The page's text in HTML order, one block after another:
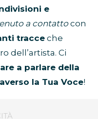
e
a contattocon
tracceche
dell’artista. Ci
a parlare della
la Tua Voce!